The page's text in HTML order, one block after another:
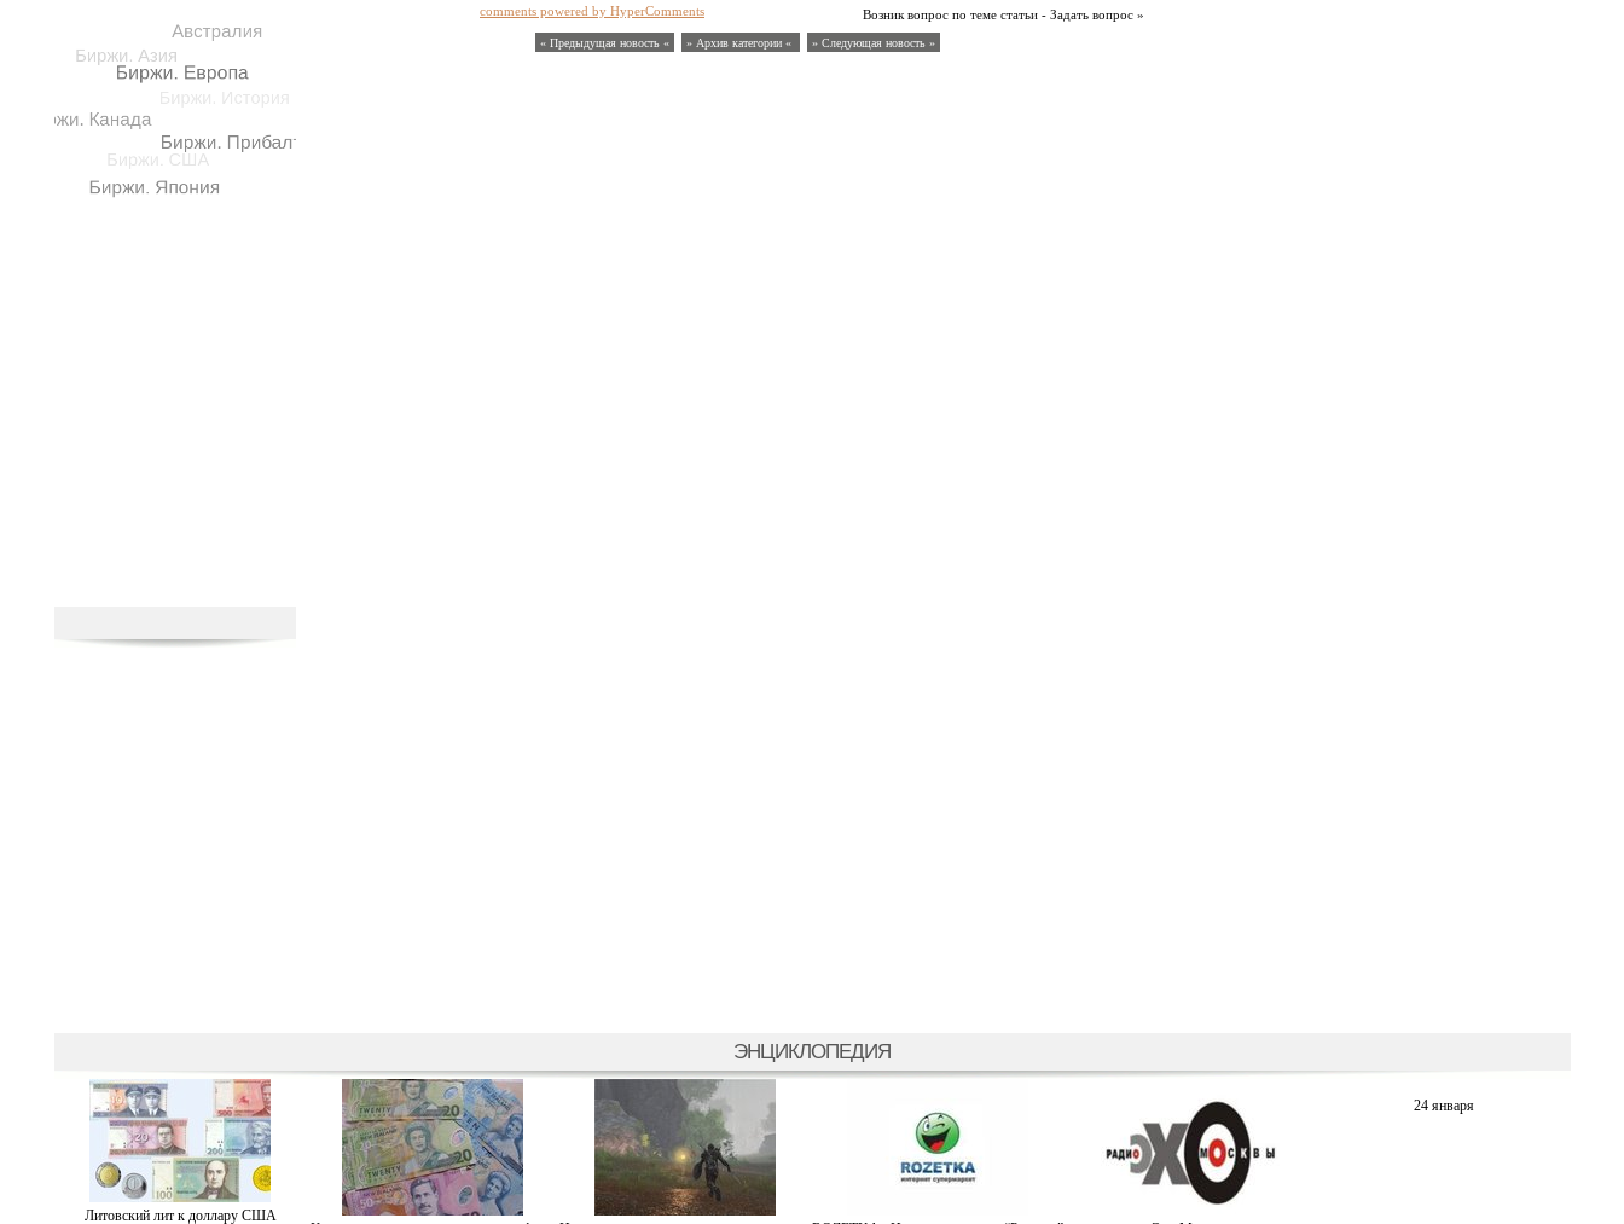
Возник вопрос по теме статьи - Задать вопрос »
comments powered by HyperComments
« Предыдущая новость « » Архив категории « » Следующая новость »
ЭНЦИКЛОПЕДИЯ
Литовский лит к доллару США
24 января